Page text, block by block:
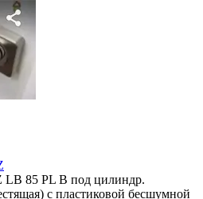
LB 85 PL B под цилиндр.
с пластиковой бесшумной